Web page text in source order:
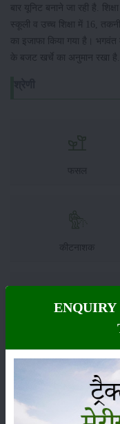
बार यूनिट बनाने जा रही है.
स्कूली व उच्च शिक्षा में 16,
का इजाफा किया गया है।
के बजट खर्चे का अनुमान रखा है.
फसल
कीटनाशक
सम्पादकीय